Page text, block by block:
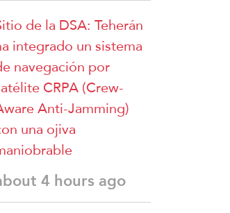
de la DSA: Teherán
integrado un sistema
navegación por
CRPA (Crew-
Anti-Jamming)
una ojiva
4 hours ago